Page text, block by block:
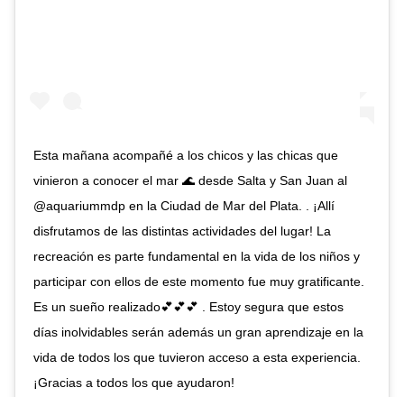
Esta mañana acompañé a los chicos y las chicas que
vinieron a conocer el mar 🌊 desde Salta y San Juan al
@aquariummdp en la Ciudad de Mar del Plata. . ¡Allí
disfrutamos de las distintas actividades del lugar! La
recreación es parte fundamental en la vida de los niños y
participar con ellos de este momento fue muy gratificante.
Es un sueño realizado💕💕💕 . Estoy segura que estos
días inolvidables serán además un gran aprendizaje en la
vida de todos los que tuvieron acceso a esta experiencia.
¡Gracias a todos los que ayudaron!